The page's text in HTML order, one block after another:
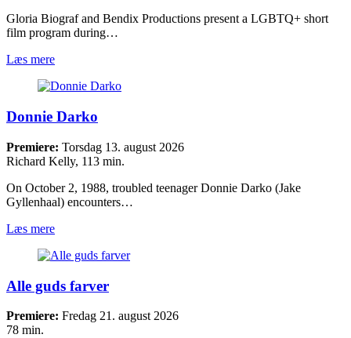
Gloria Biograf and Bendix Productions present a LGBTQ+ short
film program during…
Læs mere
Donnie Darko
Premiere: Torsdag 13. august 2026
Richard Kelly, 113 min.
On October 2, 1988, troubled teenager Donnie Darko (Jake
Gyllenhaal) encounters…
Læs mere
Alle guds farver
Premiere: Fredag 21. august 2026
78 min.